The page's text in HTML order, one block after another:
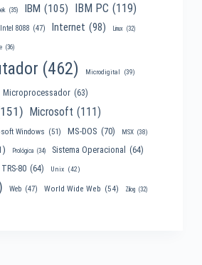
(35) IBM (105) IBM PC (119)
Intel 8088 (47) Internet (98) Linux (32)
(36)
(462) Microdigital (39)
Microprocessador (63)
Microsoft (111)
Windows (51) MS-DOS (70) MSX (38)
Prológica (34) Sistema Operacional (64)
TRS-80 (64) Unix (42)
Web (47) World Wide Web (54) Zilog (32)